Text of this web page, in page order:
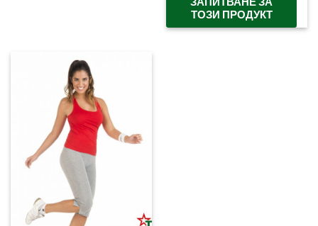
ТОЗИ ПРОДУКТ